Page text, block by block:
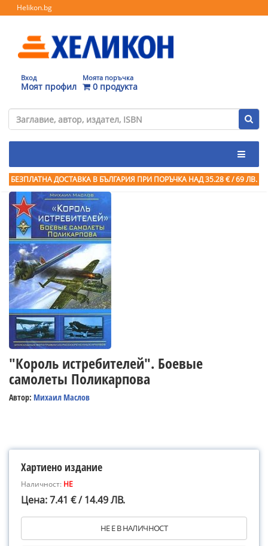
Helikon.bg
Вход
Моят профил
Моята поръчка
0 продукта
БЕЗПЛАТНА ДОСТАВКА В БЪЛГАРИЯ ПРИ ПОРЪЧКА НАД 35.28 € / 69 ЛВ.
"Король истребителей". Боевые
самолеты Поликарпова
Автор: Михаил Маслов
Хартиено издание
Наличност: НЕ
Цена: 7.41 € / 14.49 ЛВ.
НЕ Е В НАЛИЧНОСТ